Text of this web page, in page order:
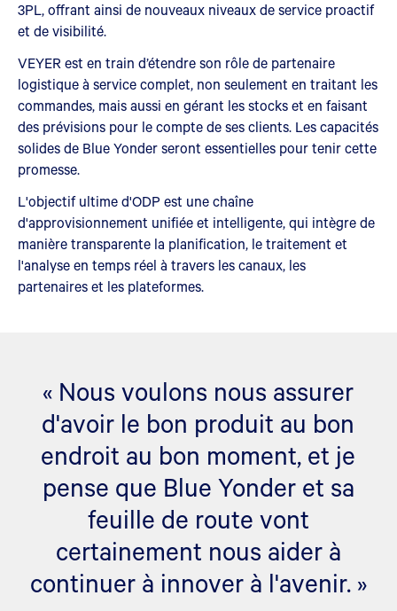
3PL, offrant ainsi de nouveaux niveaux de service proactif
et de visibilité.
VEYER est en train d’étendre son rôle de partenaire
logistique à service complet, non seulement en traitant les
commandes, mais aussi en gérant les stocks et en faisant
des prévisions pour le compte de ses clients. Les capacités
solides de Blue Yonder seront essentielles pour tenir cette
promesse.
L'objectif ultime d'ODP est une chaîne
d'approvisionnement unifiée et intelligente, qui intègre de
manière transparente la planification, le traitement et
l'analyse en temps réel à travers les canaux, les
partenaires et les plateformes.
« Nous voulons nous assurer
d'avoir le bon produit au bon
endroit au bon moment, et je
pense que Blue Yonder et sa
feuille de route vont
certainement nous aider à
continuer à innover à l'avenir. »